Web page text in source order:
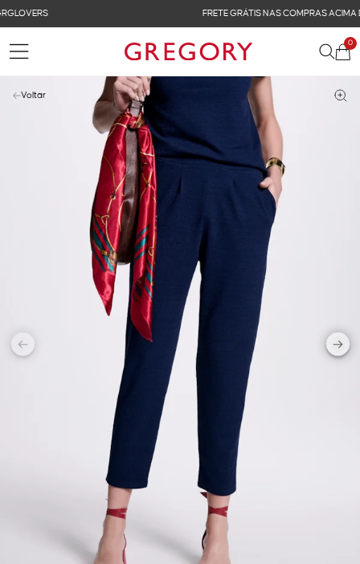
FRETE GRÁTIS NAS COMPRAS ACIMA DE R$ 899
0
Voltar